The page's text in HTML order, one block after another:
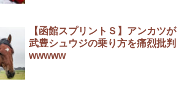
【函館スプリントＳ】アンカツが
武豊シュウジの乗り方を痛烈批判
wwwww